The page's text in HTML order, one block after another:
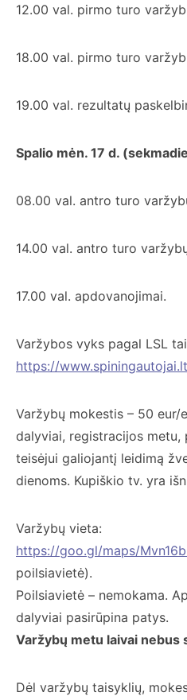
12.00 val. pirmo turo
18.00 val. pirmo turo
19.00 val. rezultatų
Spalio mėn. 17 d.
08.00 val. antro turo
14.00 val. antro turo
17.00 val. apdovanojimai.
Varžybos vyks pagal LSL
https://
Varžybų mokestis – 50 eur/
dalyviai, registracijos
teisėjui galiojantį leidimą
dienoms. Kupiškio tv. yra
Varžybų vieta:
https://goo.gl/maps/
poilsiavietė).
Poilsiavietė – nemokama.
dalyviai pasirūpina patys.
Varžybų metu laivai nebus
Dėl varžybų taisyklių,